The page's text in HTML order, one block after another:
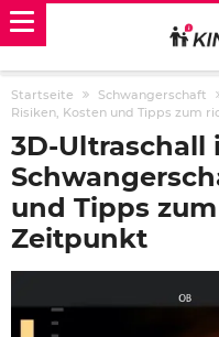
Startseite Schwangerschaft
Risiken, Kosten und Tipps zum
3D-Ultraschall
und Tipps
Zeitpunkt